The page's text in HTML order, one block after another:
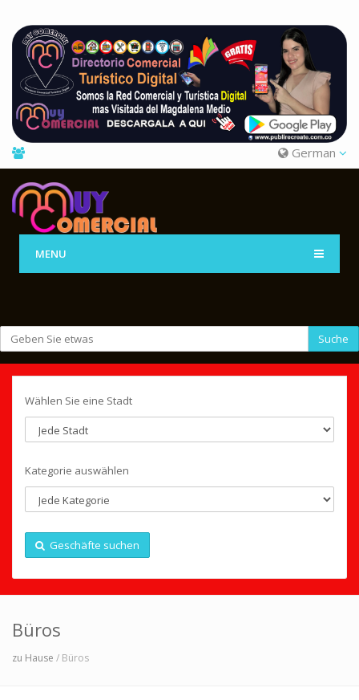
German
MENU
Suche
Wählen Sie eine Stadt
Kategorie auswählen
Geschäfte suchen
Büros
zu Hause / Büros